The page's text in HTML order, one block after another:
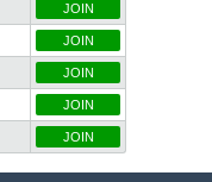
JOIN
JOIN
JOIN
JOIN
JOIN